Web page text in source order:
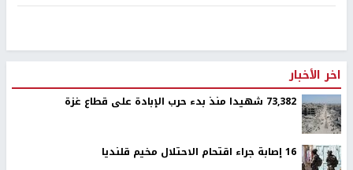
اخر الأخبار
73,382 شهيدا منذ بدء حرب الإبادة على قطاع غزة
16 إصابة جراء اقتحام الاحتلال مخيم قلنديا